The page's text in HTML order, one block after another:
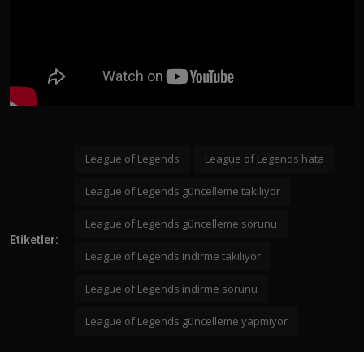
Etiketler:
League of Legends League of Legends hata
League of Legends güncelleme takılıyor
League of Legends güncelleme sorunu
League of Legends indirme takılıyor
League of Legends indirme sorunu
League of Legends güncelleme yapmıyor